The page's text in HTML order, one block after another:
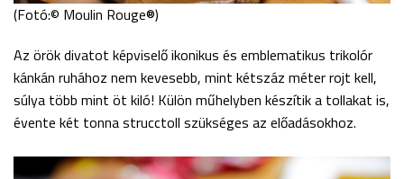
(Fotó:© Moulin Rouge®)
Az örök divatot képviselő ikonikus és emblematikus trikolór
kánkán ruhához nem kevesebb, mint kétszáz méter rojt kell,
súlya több mint öt kiló! Külön műhelyben készítik a tollakat is,
évente két tonna strucctoll szükséges az előadásokhoz.